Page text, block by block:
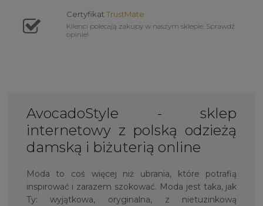
Certyfikat TrustMate
Klienci polecają zakupy w naszym sklepie. Sprawdź
opinie!
AvocadoStyle - sklep
internetowy z polską odzieżą
damską i biżuterią online
Moda to coś więcej niż ubrania, które potrafią
inspirować i zarazem szokować. Moda jest taka, jak
Ty: wyjątkowa, oryginalna, z nietuzinkową